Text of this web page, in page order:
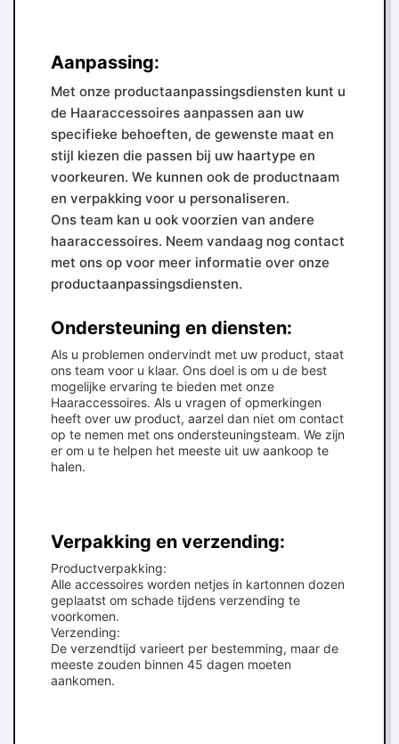
Aanpassing:
Met onze productaanpassingsdiensten kunt u
de Haaraccessoires aanpassen aan uw
specifieke behoeften, de gewenste maat en
stijl kiezen die passen bij uw haartype en
voorkeuren. We kunnen ook de productnaam
en verpakking voor u personaliseren.
Ons team kan u ook voorzien van andere
haaraccessoires. Neem vandaag nog contact
met ons op voor meer informatie over onze
productaanpassingsdiensten.
Ondersteuning en diensten:
Als u problemen ondervindt met uw product, staat
ons team voor u klaar. Ons doel is om u de best
mogelijke ervaring te bieden met onze
Haaraccessoires. Als u vragen of opmerkingen
heeft over uw product, aarzel dan niet om contact
op te nemen met ons ondersteuningsteam. We zijn
er om u te helpen het meeste uit uw aankoop te
halen.
Verpakking en verzending:
Productverpakking:
Alle accessoires worden netjes in kartonnen dozen
geplaatst om schade tijdens verzending te
voorkomen.
Verzending:
De verzendtijd varieert per bestemming, maar de
meeste zouden binnen 45 dagen moeten
aankomen.